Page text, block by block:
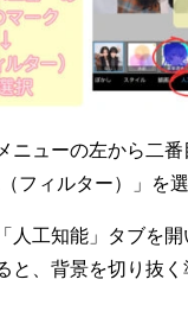
ニューの左から二
フィルター）」を選
人工知能」タブを
と、背景を切り抜く